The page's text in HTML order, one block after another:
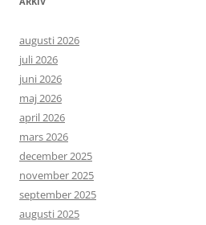
augusti 2026
juli 2026
juni 2026
maj 2026
april 2026
mars 2026
december 2025
november 2025
september 2025
augusti 2025